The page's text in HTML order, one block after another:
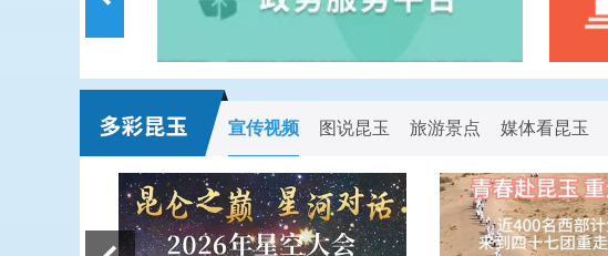
宣传视频 图说昆玉 旅游景点 媒体看昆玉